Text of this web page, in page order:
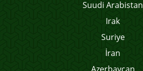
Suudi Arabistan
Irak
Suriye
İran